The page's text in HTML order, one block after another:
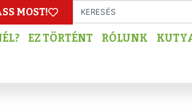
MOST!
EZ TÖRTÉNT RÓLUNK